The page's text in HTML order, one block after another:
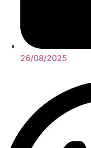
26/08/2025